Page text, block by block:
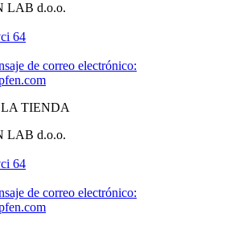
LAB d.o.o.
64
de correo electrónico:
TIENDA
LAB d.o.o.
64
de correo electrónico: